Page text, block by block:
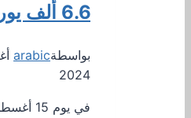
6.6 ألف يورو
بواسطةarabic
2024
في يوم